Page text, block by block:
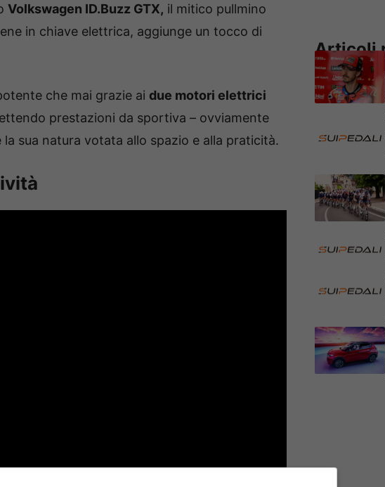
Volkswagen ID.Buzz GTX, il mitico pullmino
in chiave elettrica, aggiunge un tocco di
che mai grazie ai due motori elettrici
prestazioni da sportiva – ovviamente
sua natura votata allo spazio e alla praticità.
Articoli